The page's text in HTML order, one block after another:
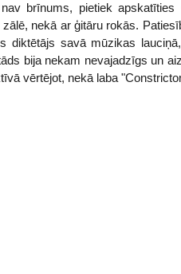
brīnums, pietiek
nekā ar ģitāru rokās.
diktētājs savā mūzikas
bija nekam nevajadzīgs un
vērtējot, nekā laba